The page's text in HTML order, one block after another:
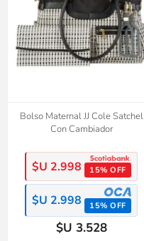
Bolso Maternal JJ Cole Satchel
Con Cambiador
$U 2.998 15% OFF
$U 2.998 15% OFF
$U 3.528